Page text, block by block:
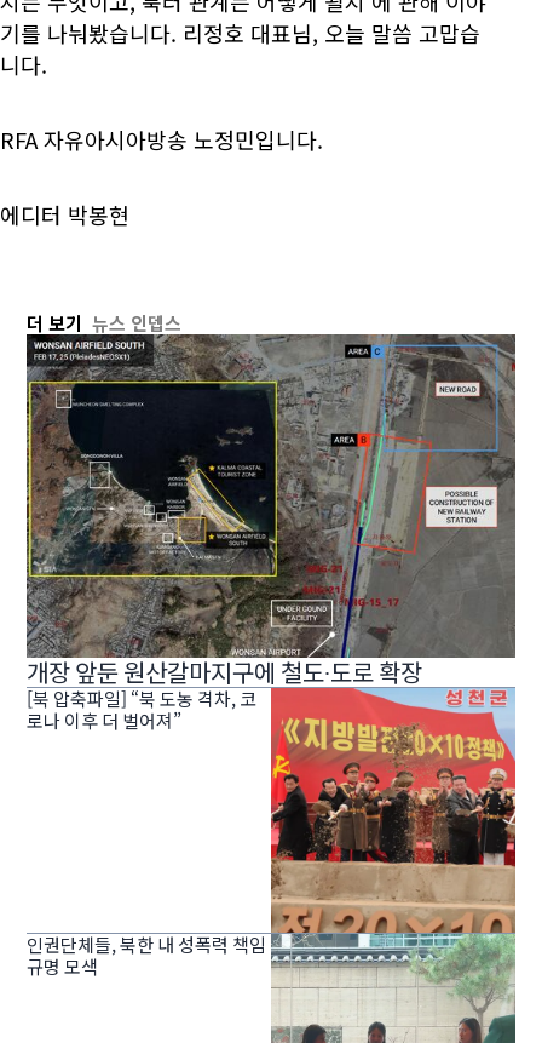
기를 나눠봤습니다. 리정호 대표님, 오늘 말씀 고맙습
니다.
RFA 자유아시아방송 노정민입니다.
에디터 박봉현
더 보기 뉴스 인뎁스
개장 앞둔 원산갈마지구에 철도∙도로 확장
[북 압축파일] “북 도농 격차, 코
로나 이후 더 벌어져”
인권단체들, 북한 내 성폭력 책임
규명 모색